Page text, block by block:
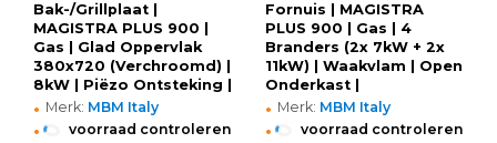
Bak-/Grillplaat |
MAGISTRA PLUS 900 |
Gas | Glad Oppervlak
380x720 (Verchroomd) |
8kW | Piëzo Ontsteking |
Open Onderkast |
400x900x850(h)mm
• Merk: MBM Italy
• voorraad controleren
Fornuis | MAGISTRA
PLUS 900 | Gas | 4
Branders (2x 7kW + 2x
11kW) | Waakvlam | Open
Onderkast |
800x900x850(h)mm
• Merk: MBM Italy
• voorraad controleren